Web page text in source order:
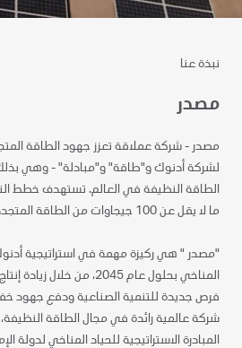
نبذة عنا
مصدر
مصدر - شركة عملاقة تعزز جهود الطاقة
لشركة أدنوك و"طاقة" و"مبادلة" - وهي
الطاقة النظيفة في العالم. تستهدف خطط
ما لا يقل عن 100 جيجاوات من الطاقة المتجددة .
"مصدر " هي ركيزة مهمة في استراتيجية
المناخي بحلول عام 2045، من
فرص جديدة للتنمية الصناعية ودفع جهود
شركة عالمية رائدة في مجال الطاقة